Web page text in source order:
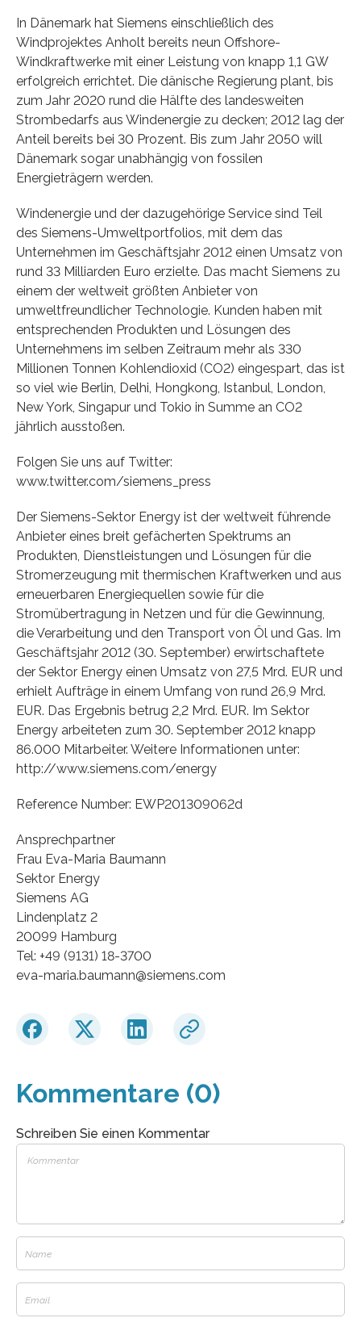
In Dänemark hat Siemens einschließlich des
Windprojektes Anholt bereits neun Offshore-
Windkraftwerke mit einer Leistung von knapp 1,1 GW
erfolgreich errichtet. Die dänische Regierung plant, bis
zum Jahr 2020 rund die Hälfte des landesweiten
Strombedarfs aus Windenergie zu decken; 2012 lag der
Anteil bereits bei 30 Prozent. Bis zum Jahr 2050 will
Dänemark sogar unabhängig von fossilen
Energieträgern werden.
Windenergie und der dazugehörige Service sind Teil
des Siemens-Umweltportfolios, mit dem das
Unternehmen im Geschäftsjahr 2012 einen Umsatz von
rund 33 Milliarden Euro erzielte. Das macht Siemens zu
einem der weltweit größten Anbieter von
umweltfreundlicher Technologie. Kunden haben mit
entsprechenden Produkten und Lösungen des
Unternehmens im selben Zeitraum mehr als 330
Millionen Tonnen Kohlendioxid (CO2) eingespart, das ist
so viel wie Berlin, Delhi, Hongkong, Istanbul, London,
New York, Singapur und Tokio in Summe an CO2
jährlich ausstoßen.
Folgen Sie uns auf Twitter:
www.twitter.com/siemens_press
Der Siemens-Sektor Energy ist der weltweit führende
Anbieter eines breit gefächerten Spektrums an
Produkten, Dienstleistungen und Lösungen für die
Stromerzeugung mit thermischen Kraftwerken und aus
erneuerbaren Energiequellen sowie für die
Stromübertragung in Netzen und für die Gewinnung,
die Verarbeitung und den Transport von Öl und Gas. Im
Geschäftsjahr 2012 (30. September) erwirtschaftete
der Sektor Energy einen Umsatz von 27,5 Mrd. EUR und
erhielt Aufträge in einem Umfang von rund 26,9 Mrd.
EUR. Das Ergebnis betrug 2,2 Mrd. EUR. Im Sektor
Energy arbeiteten zum 30. September 2012 knapp
86.000 Mitarbeiter. Weitere Informationen unter:
http://www.siemens.com/energy
Reference Number: EWP201309062d
Ansprechpartner
Frau Eva-Maria Baumann
Sektor Energy
Siemens AG
Lindenplatz 2
20099 Hamburg
Tel: +49 (9131) 18-3700
eva-maria.baumann​@siemens.com
Kommentare (0)
Schreiben Sie einen Kommentar